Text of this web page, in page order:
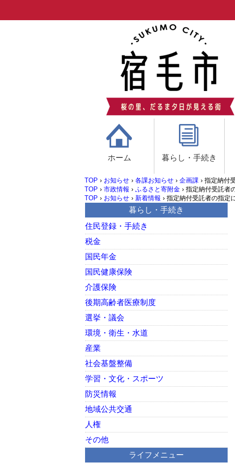
ホーム 暮らし・手続き
TOP › お知らせ › 各課お知らせ › 企画課 › 指定納付
TOP › 市政情報 › ふるさと寄附金 › 指定納付受託者
TOP › お知らせ › 新着情報 › 指定納付受託者の指定
暮らし・手続き
住民登録・手続き
税金
国民年金
国民健康保険
介護保険
後期高齢者医療制度
選挙・議会
環境・衛生・水道
産業
社会基盤整備
学習・文化・スポーツ
防災情報
地域公共交通
人権
その他
ライフメニュー